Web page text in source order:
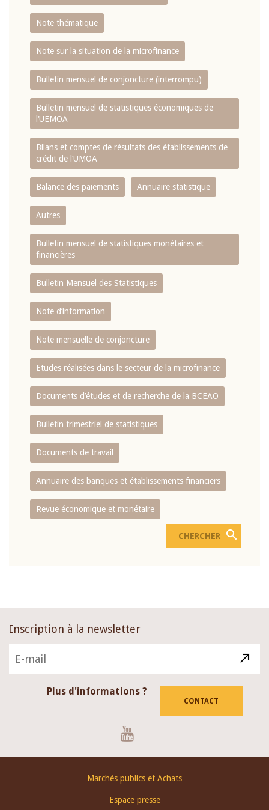
Note thématique
Note sur la situation de la microfinance
Bulletin mensuel de conjoncture (interrompu)
Bulletin mensuel de statistiques économiques de
l‘UEMOA
Bilans et comptes de résultats des établissements de
crédit de l‘UMOA
Balance des paiements Annuaire statistique
Autres
Bulletin mensuel de statistiques monétaires et
financières
Bulletin Mensuel des Statistiques
Note d’information
Note mensuelle de conjoncture
Etudes réalisées dans le secteur de la microfinance
Documents d’études et de recherche de la BCEAO
Bulletin trimestriel de statistiques
Documents de travail
Annuaire des banques et établissements financiers
Revue économique et monétaire
Inscription à la newsletter
Plus d'informations ?
CONTACT
Marchés publics et Achats
Espace presse